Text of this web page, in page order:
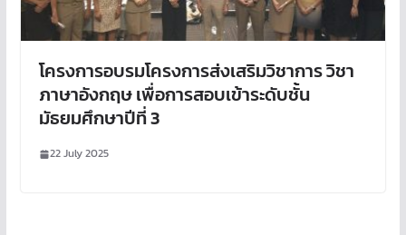
โครงการอบรมโครงการส่งเสริมวิชาการ วิชา
ภาษาอังกฤษ เพื่อการสอบเข้าระดับชั้น
มัธยมศึกษาปีที่ 3
22 July 2025